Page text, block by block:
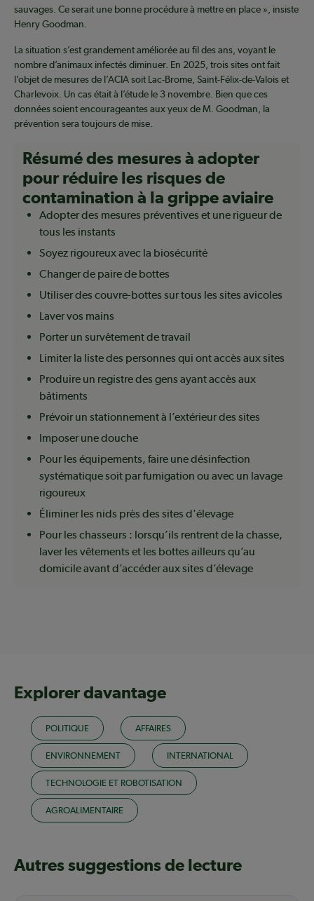
sauvages. Ce serait une bonne procédure à mettre en place », insiste
Henry Goodman.
La situation s’est grandement améliorée au fil des ans, voyant le
nombre d’animaux infectés diminuer. En 2025, trois sites ont fait
l’objet de mesures de l’ACIA soit Lac-Brome, Saint-Félix-de-Valois et
Charlevoix. Un cas était à l’étude le 3 novembre. Bien que ces
données soient encourageantes aux yeux de M. Goodman, la
prévention sera toujours de mise.
Résumé des mesures à adopter
pour réduire les risques de
contamination à la grippe aviaire
Adopter des mesures préventives et une rigueur de
tous les instants
Soyez rigoureux avec la biosécurité
Changer de paire de bottes
Utiliser des couvre-bottes sur tous les sites avicoles
Laver vos mains
Porter un survêtement de travail
Limiter la liste des personnes qui ont accès aux sites
Produire un registre des gens ayant accès aux
bâtiments
Prévoir un stationnement à l’extérieur des sites
Imposer une douche
Pour les équipements, faire une désinfection
systématique soit par fumigation ou avec un lavage
rigoureux
Éliminer les nids près des sites d'élevage
Pour les chasseurs : lorsqu’ils rentrent de la chasse,
laver les vêtements et les bottes ailleurs qu’au
domicile avant d’accéder aux sites d’élevage
Explorer davantage
POLITIQUE AFFAIRES
ENVIRONNEMENT INTERNATIONAL
TECHNOLOGIE ET ROBOTISATION
AGROALIMENTAIRE
Autres suggestions de lecture